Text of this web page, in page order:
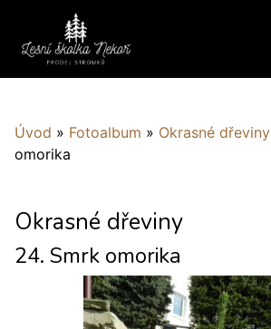
Úvod » Fotoalbum » Okrasné dřeviny
omorika
Okrasné dřeviny
24. Smrk omorika